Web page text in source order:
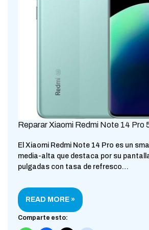
Reparar Xiaomi Redmi Note 14 Pro
El Xiaomi Redmi Note 14 Pro es un
media-alta que destaca por su
pulgadas con tasa de refresco…
READ MORE »
Comparte esto: